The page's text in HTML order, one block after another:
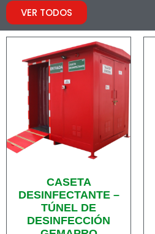
VER TODOS
CASETA
DESINFECTANTE –
TÚNEL DE
DESINFECCIÓN